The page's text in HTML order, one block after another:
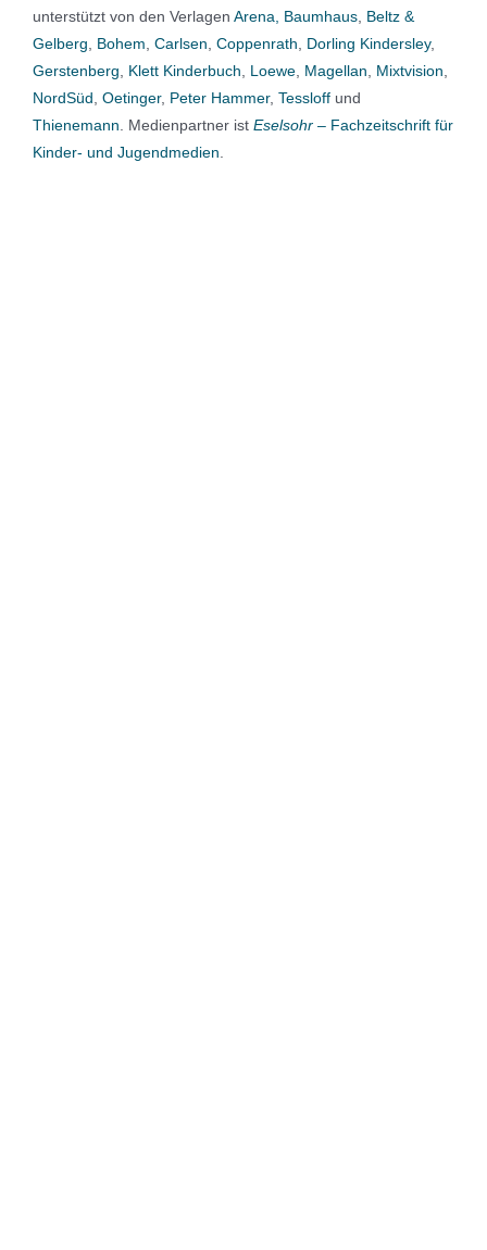
unterstützt von den Verlagen Arena, Baumhaus, Beltz &
Gelberg, Bohem, Carlsen, Coppenrath, Dorling Kindersley,
Gerstenberg, Klett Kinderbuch, Loewe, Magellan, Mixtvision,
NordSüd, Oetinger, Peter Hammer, Tessloff und
Thienemann. Medienpartner ist Eselsohr – Fachzeitschrift für
Kinder- und Jugendmedien.